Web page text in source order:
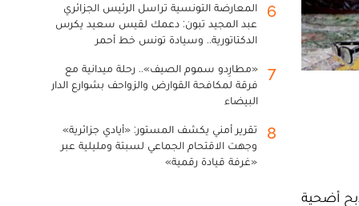
أضحية
6
المعارضة التونسية تراسل الرئيس الجزائري
عبد المجيد تبون: دعمك لقيس سعيد يكرس
الدكتاتورية.. وسيادة تونس خط أحمر
7
«مطارِدو سموم الصيف».. رحلة ميدانية مع
فرقة لمكافحة القوارض والزواحف بشوارع الدار
البيضاء
8
تقرير أمني يكشف المستور: «أيادي جزائرية»
وجهت الاقتحام الجماعي لسبتة ومليلية عبر
«غرفة قيادة رقمية»